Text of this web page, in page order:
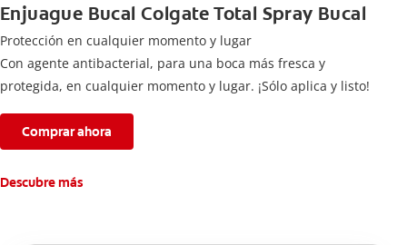
Enjuague Bucal Colgate Total Spray Bucal
Protección en cualquier momento y lugar
Con agente antibacterial, para una boca más fresca y
protegida, en cualquier momento y lugar. ¡Sólo aplica y listo!
Comprar ahora
Descubre más